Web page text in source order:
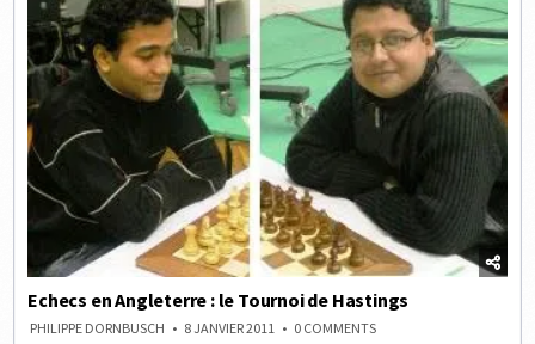
Echecs en Angleterre : le Tournoi de Hastings
PHILIPPE DORNBUSCH 8 JANVIER 2011 0 COMMENTSON